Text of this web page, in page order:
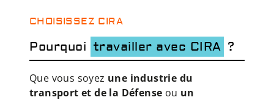
CHOISISSEZ CIRA
Pourquoi travailler avec CIRA ?
Que vous soyez une industrie du
transport et de la Défense ou un